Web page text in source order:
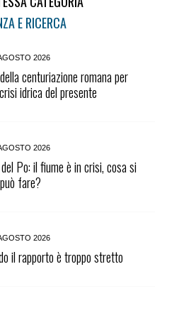
E RICERCA
2026
centuriazione romana per
idrica del presente
2026
Po: il fiume è in crisi, cosa si
può fare?
2026
il rapporto è troppo stretto